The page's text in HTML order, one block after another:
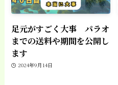
足元がすごく大事 パラオ
までの送料や期間を公開し
ます
2024年9月14日